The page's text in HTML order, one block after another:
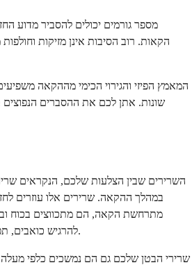
מספר גורמים יכולים להסביר מדוע
הקאות. רוב הסיבות אינן מזיקות
המאמץ הפיזי והגירוי הכימי מההקאה
שונות. אתן לכם את ההסברים
השרירים שבין הצלעות שלכם, הנקראים
במהלך ההקאה. שרירים אלו עוזרים
מתרחשת הקאה, הם מתכווצים בכוח
להרגיש כואבים, תפוסים, או אפילו רגישים למגע.
שרירי הבטן שלכם גם הם נמשכים כלפי